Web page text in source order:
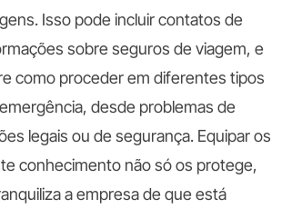
Isso pode incluir contatos de
sobre seguros de viagem, e
como proceder em diferentes tipos
desde problemas de
legais ou de segurança. Equipar os
conhecimento não só os protege,
a empresa de que está